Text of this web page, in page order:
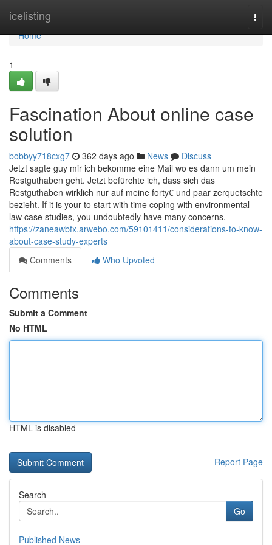
icelisting
Home
Home
1
Fascination About online case
solution
bobbyy718cxg7 362 days ago News
Discuss
Jetzt sagte guy mir ich bekomme eine Mail wo es dann um mein
Restguthaben geht. Jetzt befürchte ich, dass sich das
Restguthaben wirklich nur auf meine forty€ und paar zerquetschte
bezieht. If it is your to start with time coping with environmental
law case studies, you undoubtedly have many concerns.
https://zaneawbfx.arwebo.com/59101411/considerations-to-know-
about-case-study-experts
Comments
Who Upvoted
Comments
Submit a Comment
No HTML
HTML is disabled
Report Page
Search
Go
Published News